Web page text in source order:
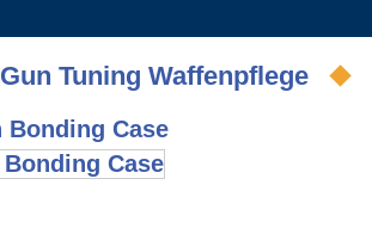
Gun Tuning Waffenpflege